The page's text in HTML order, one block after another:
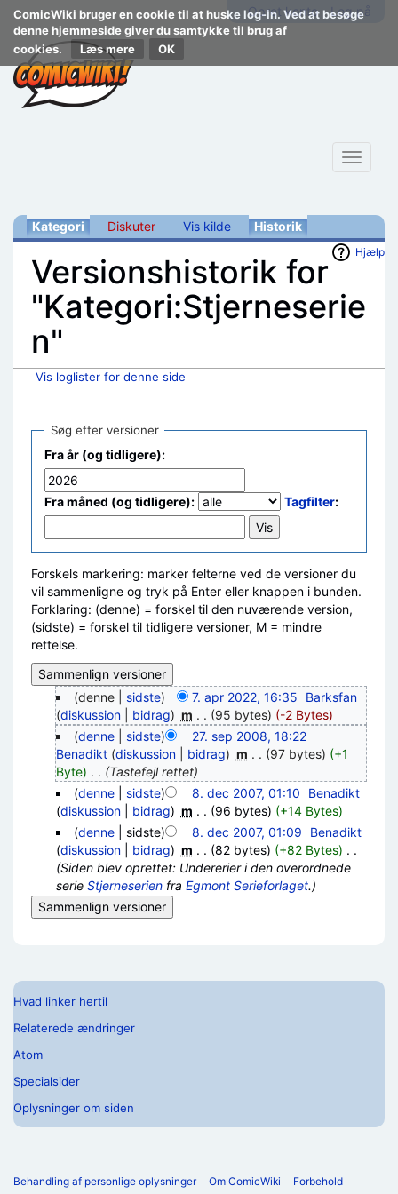
ComicWiki bruger en cookie til at huske log-in. Ved at besøge
denne hjemmeside giver du samtykke til brug af
cookies.
Læs mere
Opret konto Log på
Toggle
Kategori Diskuter Vis kilde Historik
Hjælp
Versionshistorik for
"Kategori:Stjerneserie
n"
Vis loglister for denne side
Søg efter versioner
Fra år (og tidligere):
Fra måned (og tidligere): Tagfilter:
Forskels markering: marker felterne ved de versioner du
vil sammenligne og tryk på Enter eller knappen i bunden.
Forklaring: (denne) = forskel til den nuværende version,
(sidste) = forskel til tidligere versioner, M = mindre
rettelse.
(denne | sidste) 7. apr 2022, 16:35
Barksfan
(diskussion| bidrag) m . . (95 bytes) (-2 Bytes)
(denne| sidste)
27. sep 2008, 18:22
Benadikt (diskussion| bidrag) m . . (97 bytes) (+1
Byte) . . (Tastefejl rettet)
(denne| sidste) 8. dec 2007, 01:10
Benadikt
(diskussion| bidrag) m . . (96 bytes) (+14 Bytes)
(denne| sidste) 8. dec 2007, 01:09
Benadikt
(diskussion| bidrag) m . . (82 bytes) (+82 Bytes) . .
(Siden blev oprettet: Undererier i den overordnede
serie Stjerneserienfra Egmont Serieforlaget.)
Hvad linker hertil
Relaterede ændringer
Atom
Specialsider
Oplysninger om siden
Behandling af personlige oplysninger Om ComicWiki Forbehold